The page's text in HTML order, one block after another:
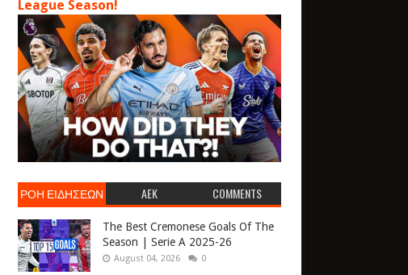
League Season!
ΡΟΗ ΕΙΔΗΣΕΩΝ AEK COMMENTS
The Best Cremonese Goals Of The
Season | Serie A 2025-26
August 04, 2026 0